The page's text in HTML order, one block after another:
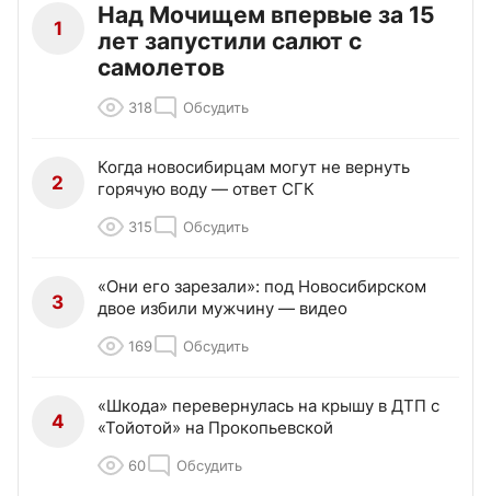
1
Над Мочищем впервые за 15
лет запустили салют с
самолетов
318 Обсудить
2
Когда новосибирцам могут не вернуть
горячую воду — ответ СГК
315 Обсудить
3
«Они его зарезали»: под Новосибирском
двое избили мужчину — видео
169 Обсудить
4
«Шкода» перевернулась на крышу в ДТП с
«Тойотой» на Прокопьевской
60 Обсудить